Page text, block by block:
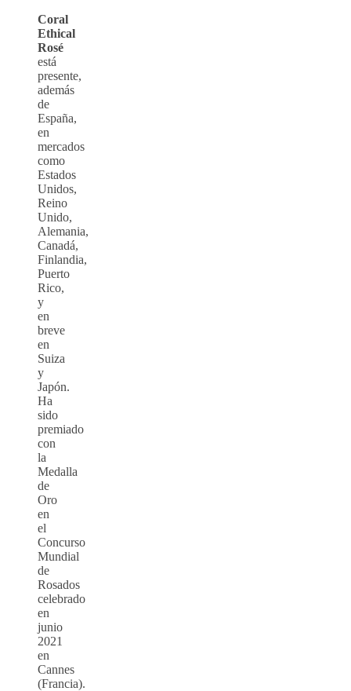
Coral
Ethical
Rosé
está
presente,
además
de
España,
en
mercados
como
Estados
Unidos,
Reino
Unido,
Alemania,
Canadá,
Finlandia,
Puerto
Rico,
y
en
breve
en
Suiza
y
Japón.
Ha
sido
premiado
con
la
Medalla
de
Oro
en
el
Concurso
Mundial
de
Rosados
celebrado
en
junio
2021
en
Cannes
(Francia).